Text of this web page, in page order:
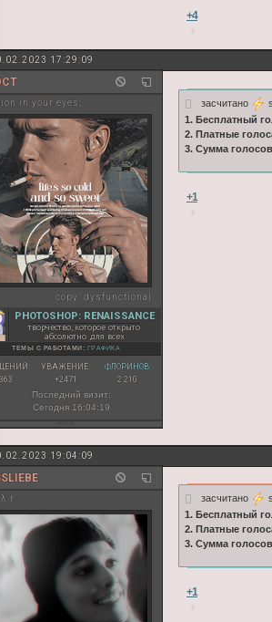
+4
17:29:09
in your eyes;
copy: dysfunctional
PHOTOSHOP: RENAISSANCE
творчество, которое открыто
абсолютно для всех
ТЕМЫ С РАБОТАМИ: ГРАФИКА
УВАЖЕНИЕ:
+2471
ФЛОРИНОВ:
2 210
Последний визит:
Сегодня 16:04:19
засчитано
1. Бесплатный
2. Платные
3. Сумма
+1
19:04:09
r засчитано
1. Бесплатный
2. Платные
3. Сумма
+1